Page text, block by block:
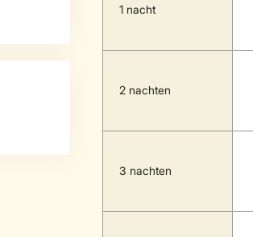
1 nacht
2 nachten
3 nachten